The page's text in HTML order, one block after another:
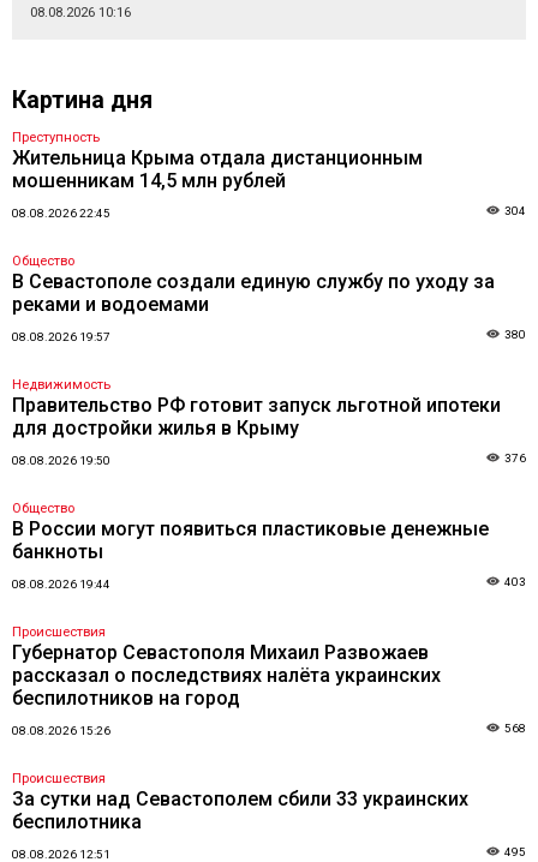
08.08.2026 10:16
Картина дня
Преступность
Жительница Крыма отдала дистанционным
мошенникам 14,5 млн рублей
08.08.2026 22:45 304
Общество
В Севастополе создали единую службу по уходу за
реками и водоемами
08.08.2026 19:57 380
Недвижимость
Правительство РФ готовит запуск льготной ипотеки
для достройки жилья в Крыму
08.08.2026 19:50 376
Общество
В России могут появиться пластиковые денежные
банкноты
08.08.2026 19:44 403
Происшествия
Губернатор Севастополя Михаил Развожаев
рассказал о последствиях налёта украинских
беспилотников на город
08.08.2026 15:26 568
Происшествия
За сутки над Севастополем сбили 33 украинских
беспилотника
08.08.2026 12:51 495